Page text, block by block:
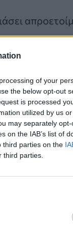
of your
the below opt-out
is processed
utilized by us
may separately
on the IAB’s list of
third parties on the
parties.
γύρω σας
εδώ και
να
να
πραγματικά
σας.